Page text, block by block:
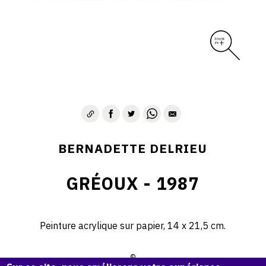
BERNADETTE DELRIEU
GRÉOUX - 1987
Peinture acrylique sur papier, 14 x 21,5 cm.
©